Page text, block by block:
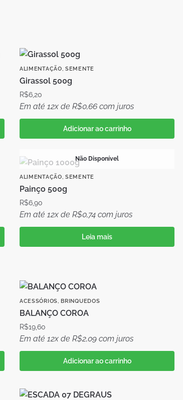
ALIMENTAÇÃO,SEMENTE
Girassol 500g
R$6,20
Em até 12x de R$0,66com juros
Adicionar ao carrinho
Não Disponível
ALIMENTAÇÃO,SEMENTE
Painço 500g
R$6,90
Em até 12x de R$0,74com juros
Leia mais
ACESSÓRIOS, BRINQUEDOS
BALANÇO COROA
R$19,60
Em até 12x de R$2,09com juros
Adicionar ao carrinho